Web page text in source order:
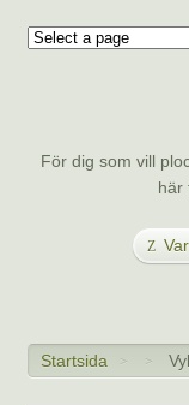
För dig som vill
här
Startsida > >